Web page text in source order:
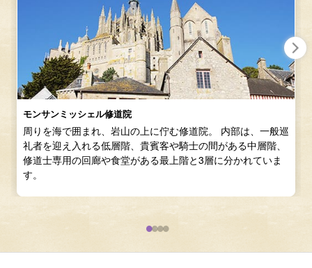
モンサンミッシェル修道院
周りを海で囲まれ、岩山の上に佇む修道院。 内部は、一般巡
礼者を迎え入れる低層階、貴賓客や騎士の間がある中層階、
修道士専用の回廊や食堂がある最上階と3層に分かれていま
す。